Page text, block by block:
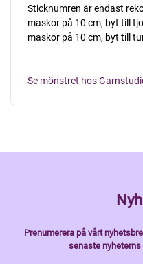
Sticknumren är endast
maskor på 10 cm, byt till
maskor på 10 cm, byt till
Se mönstret hos
Prenumerera på vårt
senaste